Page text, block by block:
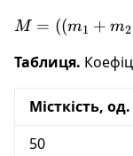
M =
+
2) • с
M = ((m1 + m2
Таблиця.
Місткість, од.
50